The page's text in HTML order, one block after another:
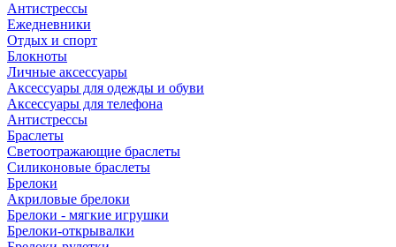
Антистрессы
Ежедневники
Отдых и спорт
Блокноты
Личные аксессуары
Аксессуары для одежды и обуви
Аксессуары для телефона
Антистрессы
Браслеты
Светоотражающие браслеты
Силиконовые браслеты
Брелоки
Акриловые брелоки
Брелоки - мягкие игрушки
Брелоки-открывалки